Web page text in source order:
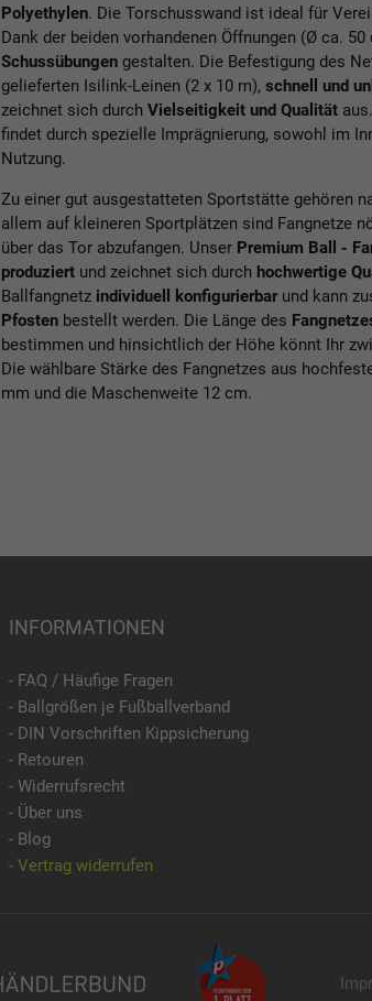
Polyethylen. Die Torschusswand ist ideal für
Dank der beiden vorhandenen Öffnungen (Ø ca.
Schussübungengestalten. Die Befestigung des
gelieferten Isilink-Leinen (2 x 10 m), schnell und
zeichnet sich durch Vielseitigkeit und Qualität
findet durch spezielle Imprägnierung, sowohl im
Nutzung.
Zu einer gut ausgestatteten Sportstätte gehören
allem auf kleineren Sportplätzen sind Fangnetze
über das Tor abzufangen. Unser Premium Ball -
produziertund zeichnet sich durch hochwertige
Ballfangnetz individuell konfigurierbarund kann
Pfostenbestellt werden. Die Länge des
bestimmen und hinsichtlich der Höhe könnt Ihr
Die wählbare Stärke des Fangnetzes aus
mm und die Maschenweite 12 cm.
INFORMATIONEN
- FAQ / Häufige Fragen
- Ballgrößen je Fußballverband
- DIN Vorschriften Kippsicherung
- Retouren
- Widerrufsrecht
- Über uns
- Blog
- Vertrag widerrufen